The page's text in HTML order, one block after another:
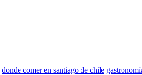
donde comer en santiago de chile